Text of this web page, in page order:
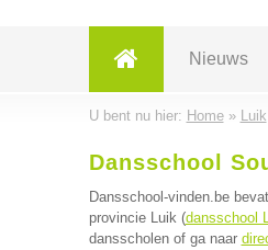
Nieuws
U bent nu hier: Home» Luik
Dansschool
Dansschool-vinden.be
provincie Luik (dansschool
dansscholen of ga naar